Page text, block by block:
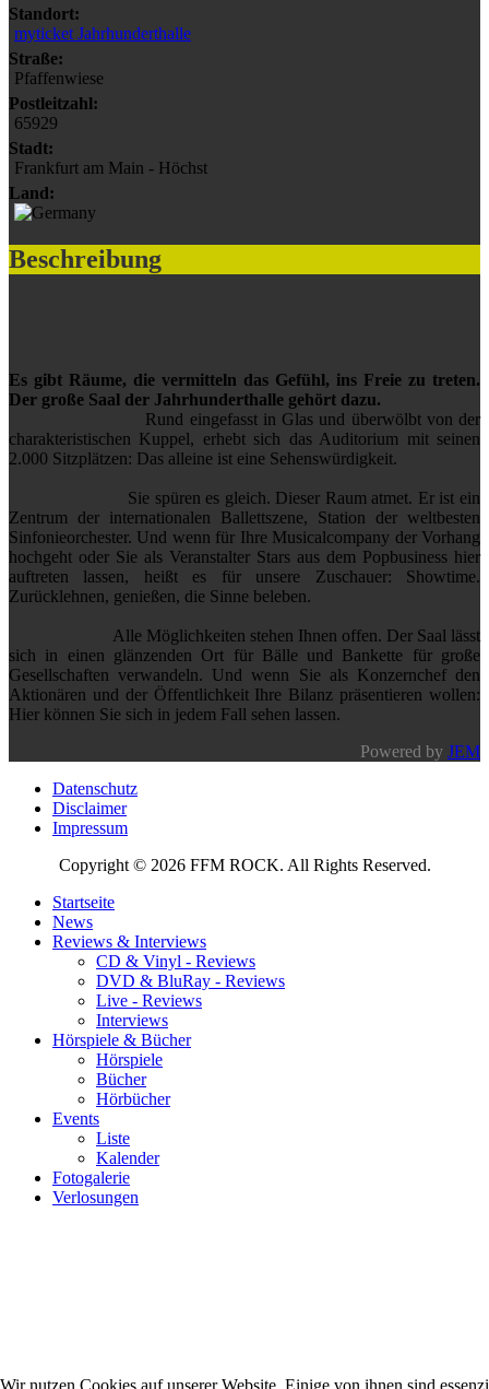
Standort:
myticket Jahrhunderthalle
Straße:
Pfaffenwiese
Postleitzahl:
65929
Stadt:
Frankfurt am Main - Höchst
Land:
Beschreibung
Es gibt Räume, die vermitteln das Gefühl, ins Freie zu treten.
Der große Saal der Jahrhunderthalle gehört dazu.
Rund eingefasst in Glas und überwölbt von der
charakteristischen Kuppel, erhebt sich das Auditorium mit seinen
2.000 Sitzplätzen: Das alleine ist eine Sehenswürdigkeit.
Sie spüren es gleich. Dieser Raum atmet. Er ist ein
Zentrum der internationalen Ballettszene, Station der weltbesten
Sinfonieorchester. Und wenn für Ihre Musicalcompany der Vorhang
hochgeht oder Sie als Veranstalter Stars aus dem Popbusiness hier
auftreten lassen, heißt es für unsere Zuschauer: Showtime.
Zurücklehnen, genießen, die Sinne beleben.
Alle Möglichkeiten stehen Ihnen offen. Der Saal lässt
sich in einen glänzenden Ort für Bälle und Bankette für große
Gesellschaften verwandeln. Und wenn Sie als Konzernchef den
Aktionären und der Öffentlichkeit Ihre Bilanz präsentieren wollen:
Hier können Sie sich in jedem Fall sehen lassen.
Powered by JEM
Datenschutz
Disclaimer
Impressum
Copyright © 2026 FFM ROCK. All Rights Reserved.
Startseite
News
Reviews & Interviews
CD & Vinyl - Reviews
DVD & BluRay - Reviews
Live - Reviews
Interviews
Hörspiele & Bücher
Hörspiele
Bücher
Hörbücher
Events
Liste
Kalender
Fotogalerie
Verlosungen
Wir nutzen Cookies auf unserer Website. Einige von ihnen sind